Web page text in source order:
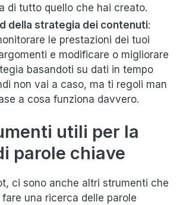
di tutto quello che hai creato.
della strategia dei contenuti:
le prestazioni dei tuoi
e modificare o migliorare
basandoti su dati in tempo
non vai a caso, ma ti regoli man
a cosa funziona davvero.
utili per la
parole chiave
ci sono anche altri strumenti che
una ricerca delle parole